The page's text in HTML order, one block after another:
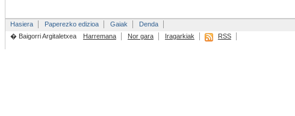
Hasiera Paperezko edizioa Gaiak
Denda
� Baigorri Argitaletxea
Harremana Nor gara Iragarkiak RSS